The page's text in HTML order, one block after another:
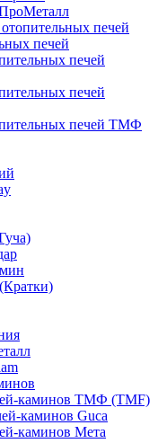
печей
печей
печей
печей
печей ТМФ
каминов ТМФ (TMF)
каминов Guca
каминов Мета